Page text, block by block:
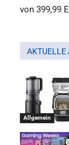
von 399,99
AKTUELLE
Allgemein